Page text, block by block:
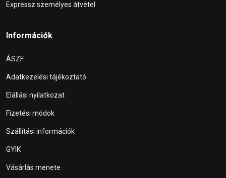
Expressz személyes átvétel
Információk
ÁSZF
Adatkezelési tájékoztató
Elállási nyilatkozat
Fizetési módok
Szállítási információk
GYIK
Vásárlás menete